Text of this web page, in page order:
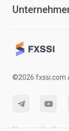
©2026 fxssi.com